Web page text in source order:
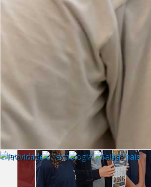
Criatividade e Tecnologia | Saiba mais